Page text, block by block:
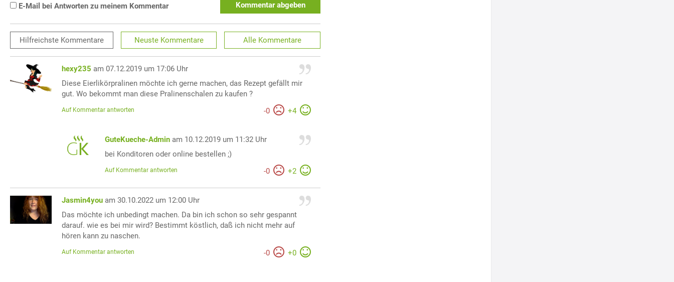
E-Mail bei Antworten zu meinem Kommentar Kommentar abgeben
Hilfreichste Kommentare Neuste Kommentare Alle Kommentare
hexy235 am 07.12.2019 um 17:06 Uhr
Diese Eierlikörpralinen möchte ich gerne machen, das Rezept gefällt mir
gut. Wo bekommt man diese Pralinenschalen zu kaufen ?
-0 +4
Auf Kommentar antworten
GuteKueche-Admin am 10.12.2019 um 11:32 Uhr
bei Konditoren oder online bestellen ;)
-0 +2
Auf Kommentar antworten
Jasmin4you am 30.10.2022 um 12:00 Uhr
Das möchte ich unbedingt machen. Da bin ich schon so sehr gespannt
darauf. wie es bei mir wird? Bestimmt köstlich, daß ich nicht mehr auf
hören kann zu naschen.
-0 +0
Auf Kommentar antworten